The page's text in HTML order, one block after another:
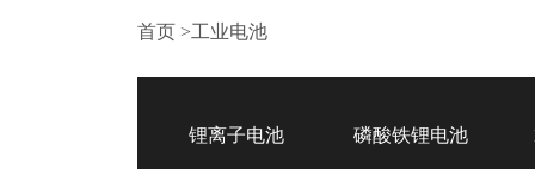
首页 >工业电池
锂离子电池 磷酸铁锂电池